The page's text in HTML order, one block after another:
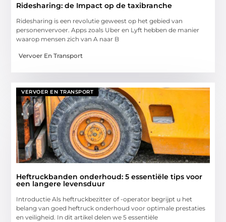
Ridesharing: de Impact op de taxibranche
Ridesharing is een revolutie geweest op het gebied van
personenvervoer. Apps zoals Uber en Lyft hebben de manier
waarop mensen zich van A naar B
Vervoer En Transport
VERVOER EN TRANSPORT
Heftruckbanden onderhoud: 5 essentiële tips voor
een langere levensduur
Introductie Als heftruckbezitter of -operator begrijpt u het
belang van goed heftruck onderhoud voor optimale prestaties
en veiligheid. In dit artikel delen we 5 essentiële